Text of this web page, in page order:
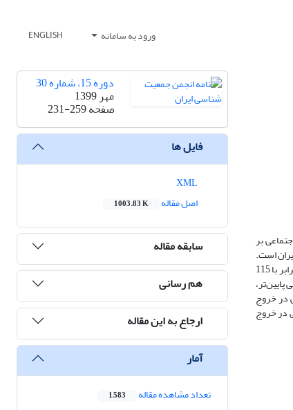
ورود به سامانه ENGLISH
اثر 12 عامل جمعیتی-اقتصادی-اجتماعی بر
شامل 66038 نفر و در مجموع 18809 خانوار شهری ایران است.
پژوهش حاضر با در نظر گرفتن دو سطح رفاهی بالا و پایین به بررسی احتمال خروج از فقر می‌پردازد. بر این اساس مرز درآمدی سطح رفاهی پایین برای خروج خانوار از فقر برابر با 115
پایین‌تر،
در خروج
در خروج
دوره 15، شماره 30
مهر 1399
صفحه231-259
فایل ها
اصل مقاله
1003.83 K
سابقه مقاله
هم رسانی
ارجاع به این مقاله
آمار
تعداد مشاهده مقاله 1,583